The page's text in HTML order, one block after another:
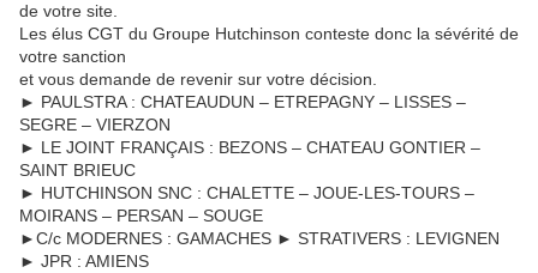
de votre site.
Les élus CGT du Groupe Hutchinson conteste donc la sévérité de
votre sanction
et vous demande de revenir sur votre décision.
► PAULSTRA : CHATEAUDUN – ETREPAGNY – LISSES –
SEGRE – VIERZON
► LE JOINT FRANÇAIS : BEZONS – CHATEAU GONTIER –
SAINT BRIEUC
► HUTCHINSON SNC : CHALETTE – JOUE-LES-TOURS –
MOIRANS – PERSAN – SOUGE
►C/c MODERNES : GAMACHES ► STRATIVERS : LEVIGNEN
► JPR : AMIENS